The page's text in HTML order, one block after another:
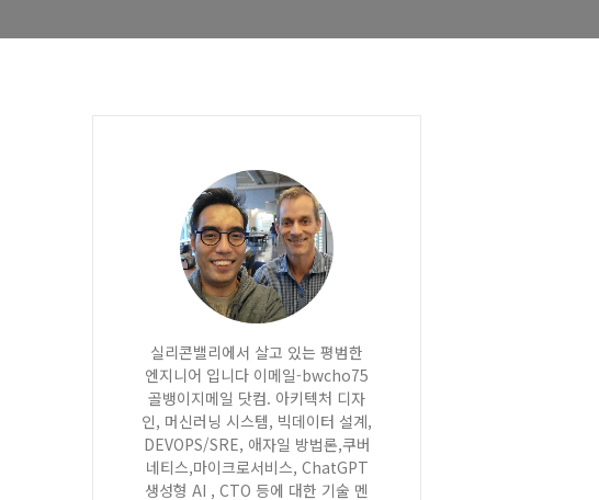
실리콘밸리에서 살고 있는 평범한
엔지니어 입니다 이메일-bwcho75
골뱅이지메일 닷컴. 아키텍처 디자
인, 머신러닝 시스템, 빅데이터 설계,
DEVOPS/SRE, 애자일 방법론,쿠버
네티스,마이크로서비스, ChatGPT
생성형 AI , CTO 등에 대한 기술 멘